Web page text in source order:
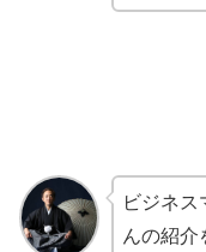
ビジネス
んの紹介